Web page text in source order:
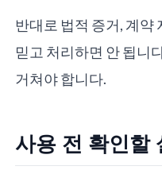
반대로 법적 증거, 계약
믿고 처리하면 안 됩니
거쳐야 합니다.
사용 전 확인할